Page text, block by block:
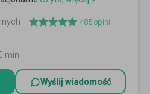
485 opinii
min
Wyślij wiadomość